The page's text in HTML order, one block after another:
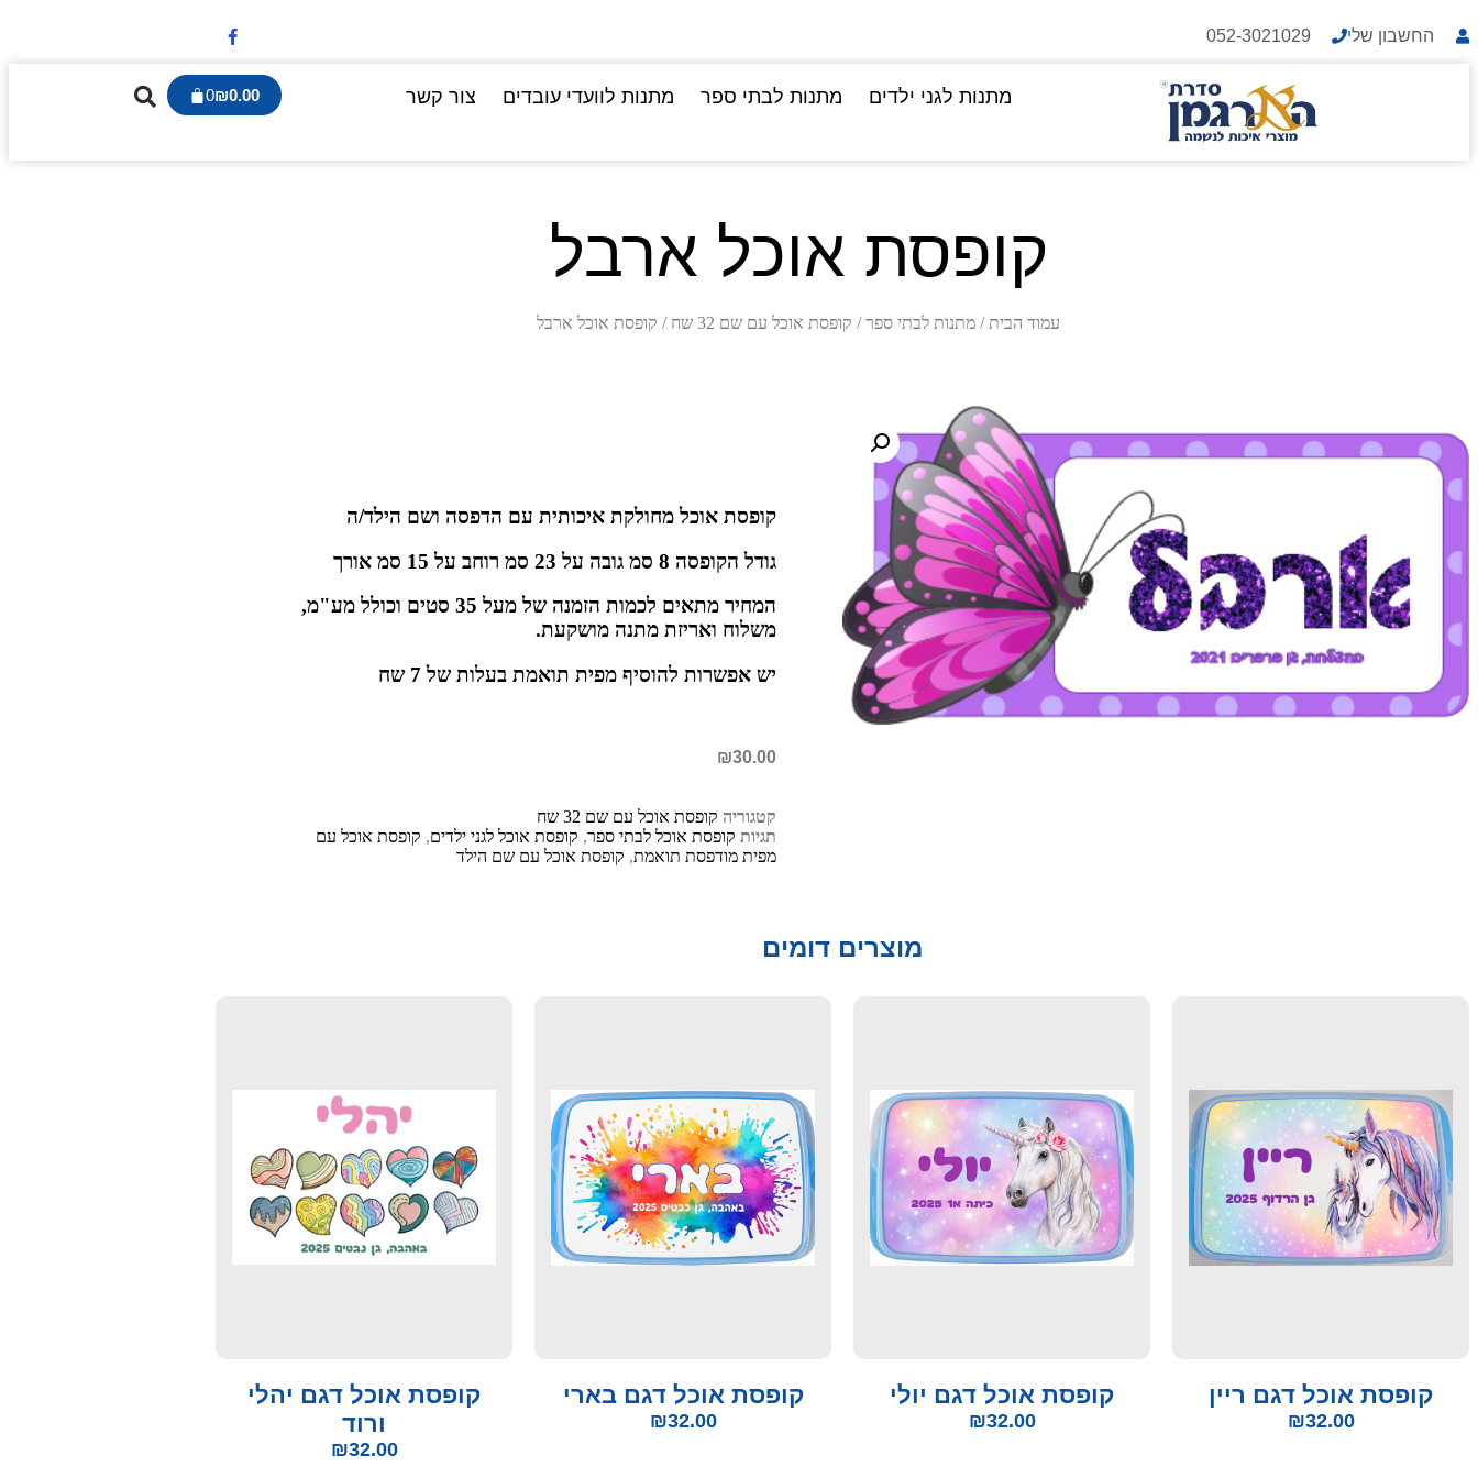
החשבון שלי 052-3021029
מתנות לגני ילדים מתנות לבתי ספר מתנות לוועדי עובדים צור קשר ₪0.00
0
קופסת אוכל ארבל
עמוד הבית / מתנות לבתי ספר/ קופסת אוכל עם שם 32 שח / קופסת אוכל ארבל
קופסת אוכל מחולקת איכותית עם הדפסה ושם הילד/ה
גודל הקופסה 8 סמ גובה על 23 סמ רוחב על 15 סמ אורך
המחיר מתאים לכמות הזמנה של מעל 35 סטים וכולל מע"מ,
משלוח ואריזת מתנה מושקעת.
יש אפשרות להוסיף מפית תואמת בעלות של 7 שח
₪30.00
קטגוריה קופסת אוכל עם שם 32 שח
תגיות קופסת אוכל לבתי ספר, קופסת אוכל לגני ילדים, קופסת אוכל עם
מפית מודפסת תואמת, קופסת אוכל עם שם הילד
מוצרים דומים
קופסת אוכל דגם ריין
₪32.00
קופסת אוכל דגם יולי
₪32.00
קופסת אוכל דגם בארי
₪32.00
קופסת אוכל דגם יהלי
ורוד
₪32.00